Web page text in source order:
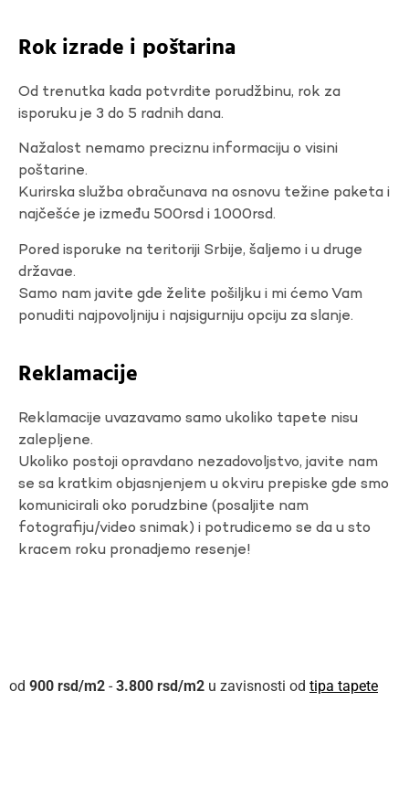
Rok izrade i poštarina
Od trenutka kada potvrdite porudžbinu, rok za
isporuku je 3 do 5 radnih dana.
Nažalost nemamo preciznu informaciju o visini
poštarine.
Kurirska služba obračunava na osnovu težine paketa i
najčešće je između 500rsd i 1000rsd.
Pored isporuke na teritoriji Srbije, šaljemo i u druge
državae.
Samo nam javite gde želite pošiljku i mi ćemo Vam
ponuditi najpovoljniju i najsigurniju opciju za slanje.
Reklamacije
Reklamacije uvazavamo samo ukoliko tapete nisu
zalepljene.
Ukoliko postoji opravdano nezadovoljstvo, javite nam
se sa kratkim objasnjenjem u okviru prepiske gde smo
komunicirali oko porudzbine (posaljite nam
fotografiju/video snimak) i potrudicemo se da u sto
kracem roku pronadjemo resenje!
900 rsd - 3.800 rsd u zavisnosti od tipa tapete